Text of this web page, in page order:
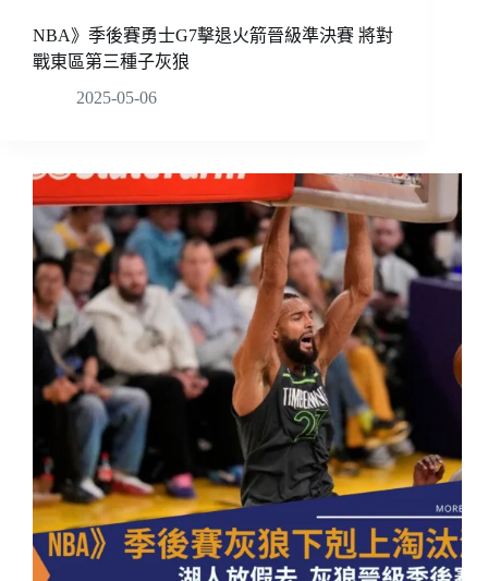
NBA》季後賽勇士G7擊退火箭晉級準決賽 將對
戰東區第三種子灰狼
2025-05-06